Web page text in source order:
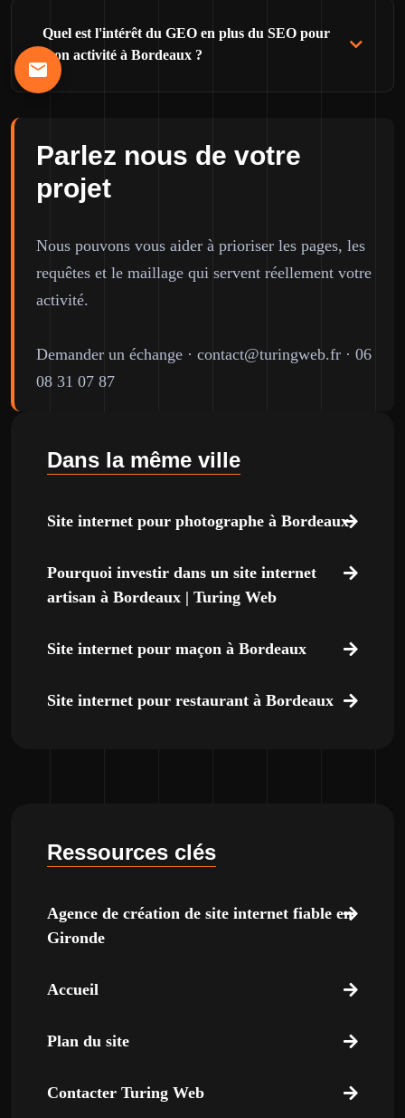
Quel est l'intérêt du GEO en plus du SEO pour
mon activité à Bordeaux ?
Parlez nous de votre
projet
Nous pouvons vous aider à prioriser les pages, les
requêtes et le maillage qui servent réellement votre
activité.
Demander un échange · contact@turingweb.fr · 06
08 31 07 87
Dans la même ville
Site internet pour photographe à Bordeaux
Pourquoi investir dans un site internet
artisan à Bordeaux | Turing Web
Site internet pour maçon à Bordeaux
Site internet pour restaurant à Bordeaux
Ressources clés
Agence de création de site internet fiable en
Gironde
Accueil
Plan du site
Contacter Turing Web